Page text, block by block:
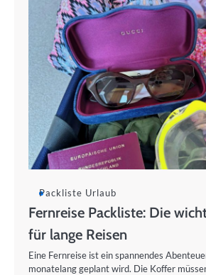
Packliste Urlaub
Fernreise Packliste: Die
für lange Reisen
Eine Fernreise ist ein spannendes
monatelang geplant wird. Die Koffer